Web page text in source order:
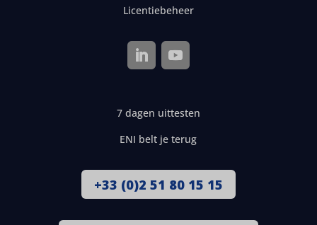
Licentiebeheer
7 dagen uittesten
ENI belt je terug
+33 (0)2 51 80 15 15